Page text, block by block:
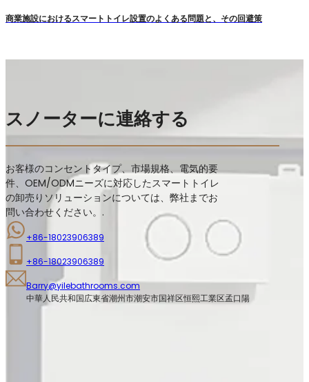
商業施設におけるスマートトイレ設置のよくある問題と、その回避策
スノーターに連絡する
お客様のコンセントタイプ、市場規格、電気的要
件、OEM/ODMニーズに対応したスマートトイレ
の卸売りソリューションについては、弊社までお
問い合わせください。.
+86-18023906389
+86-18023906389
Barry@yilebathrooms.com
中華人民共和国広東省潮州市潮安市国祥区恒熙工業区孟口陽